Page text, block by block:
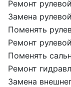
Ремонт
Замена
Поменять
Ремонт
Поменять
Ремонт
Замена